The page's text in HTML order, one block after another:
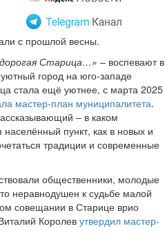
с прошлой весны.
Старица…» – воспевают в
город на юго-западе
стала ещё уютнее, с марта 2025
мастер-план муниципалитета.
– в каком
населённый пункт, как в новых и
традиции и современные
общественники, молодые
неравнодушен к судьбе малой
совещании в Старице врио
Королев утвердил мастер-